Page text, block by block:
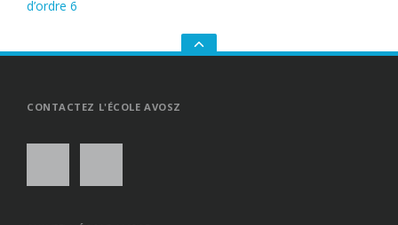
d’ordre 6
GO
CONTACTEZ L'ÉCOLE AVOSZ